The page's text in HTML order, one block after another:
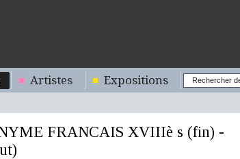
Artistes Expositions
FRANCAIS XVIIIè s (fin) -